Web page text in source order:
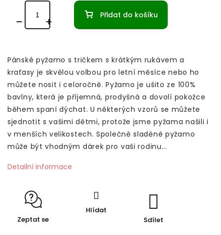
Přidat do košíku
Pánské pyžamo s tričkem s krátkým rukávem a
kraťasy je skvělou volbou pro letní měsíce nebo ho
můžete nosit i celoročně. Pyžamo je ušito ze 100%
bavlny, která je příjemná, prodyšná a dovolí pokožce
během spaní dýchat. U některých vzorů se můžete
sjednotit s vašimi dětmi, protože jsme pyžama našili i
v menších velikostech. Společně sladěné pyžamo
může být vhodným dárek pro vaši rodinu...
Detailní informace
Zeptat se
Hlídat
Sdílet